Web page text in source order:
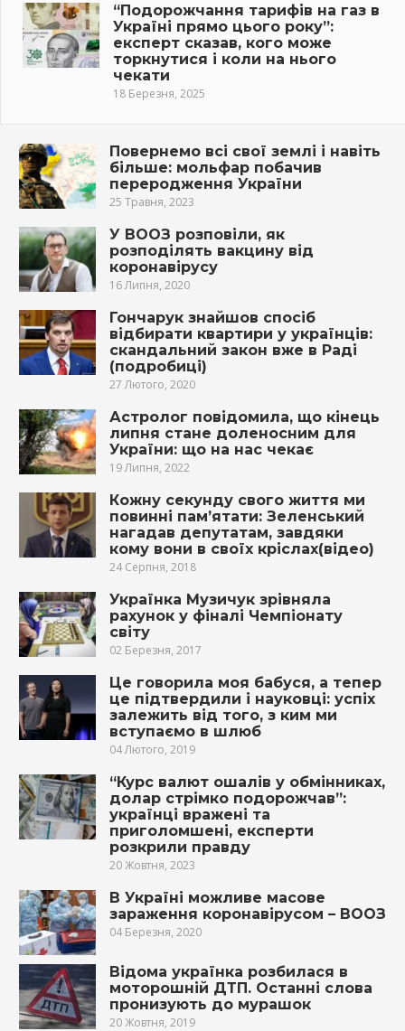
“Подорожчання тарифів на газ в
Україні прямо цього року”:
експерт сказав, кого може
торкнутися і коли на нього
чекати
18 Березня, 2025
Повернемо всі свої землі і навіть
більше: мольфар побачив
переродження України
25 Травня, 2023
У ВООЗ розповіли, як
розподілять вакцину від
коронавірусу
16 Липня, 2020
Гончарук знайшов спосіб
відбирати квартири у українців:
скандальний закон вже в Раді
(подробиці)
27 Лютого, 2020
Астролог повідомила, що кінець
липня стане доленосним для
України: що на нас чекає
19 Липня, 2022
Кожну секунду свого життя ми
повинні пам’ятати: Зеленський
нагадав депутатам, завдяки
кому вони в своїх кріслах(відео)
24 Серпня, 2018
Українка Музичук зрівняла
рахунок у фіналі Чемпіонату
світу
02 Березня, 2017
Це говорила моя бабуся, а тепер
це підтвердили і науковці: успіх
залежить від того, з ким ми
вступаємо в шлюб
04 Лютого, 2019
“Курс валют ошалів у обмінниках,
долар стрімко подорожчав”:
українці вражені та
приголомшені, експерти
розкрили правду
20 Жовтня, 2023
В Україні можливе масове
зараження коронавірусом – ВООЗ
04 Березня, 2020
Відома українка розбилася в
моторошній ДТП. Останні слова
пронизують до мурашок
20 Жовтня, 2019